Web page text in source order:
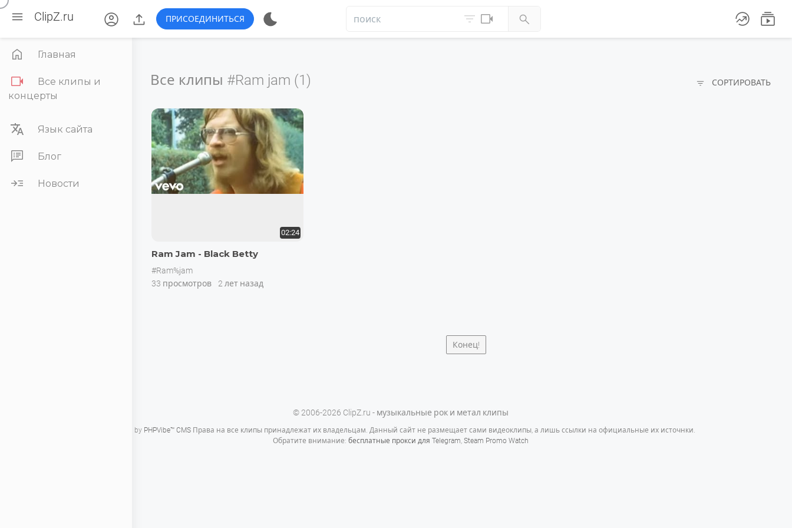
 ClipZ.ru account_circle  ПРИСОЕДИНИТЬСЯ 
   
 Главная

Все клипы и
концерты
 Язык сайта
 Блог
 Новости
Все клипы #Ram jam (1)  СОРТИРОВАТЬ
02:24
Ram Jam - Black Betty
#Ram%jam
33 просмотров
2 лет назад
Конец!
© 2006-2026 ClipZ.ru - музыкальные рок и метал клипы
Powered by PHPVibe™ CMS Права на все клипы принадлежат их владельцам. Данный сайт не размещает сами видеоклипы, а лишь ссылки на официальные их источнки.
Обратите внимание: бесплатные прокси для Telegram, Steam Promo Watch